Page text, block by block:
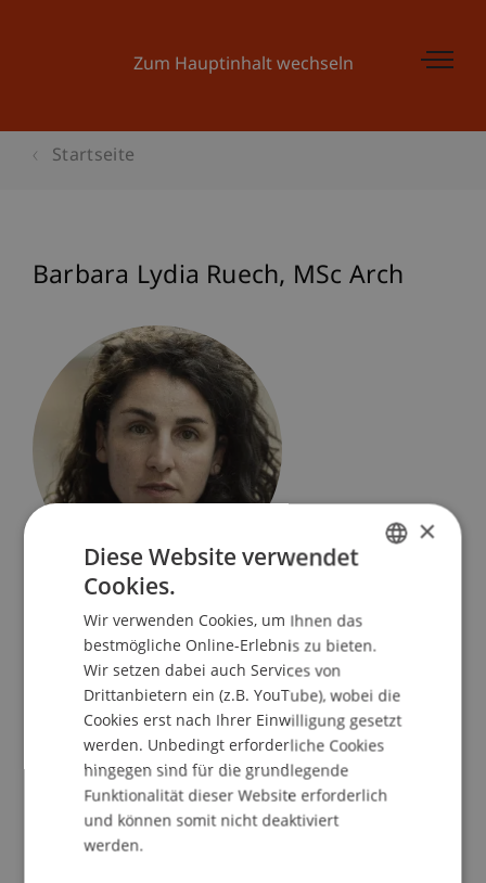
Zum Hauptinhalt wechseln
Startseite
Barbara Lydia Ruech MSc Arch
Praxisdozentin
Bauerbe und Upcycling
Universität Liechtenstein
Fürst-Franz-Josef-Strasse
9490 Vaduz
Liechtenstein
T. +423 265 1169
barbara.ruech@uni.li
×
Diese Website verwendet
Cookies.
Wir verwenden Cookies, um Ihnen das
bestmögliche Online-Erlebnis zu bieten.
Wir setzen dabei auch Services von
Drittanbietern ein (z.B. YouTube), wobei die
Cookies erst nach Ihrer Einwilligung gesetzt
werden. Unbedingt erforderliche Cookies
hingegen sind für die grundlegende
Funktionalität dieser Website erforderlich
und können somit nicht deaktiviert
werden.